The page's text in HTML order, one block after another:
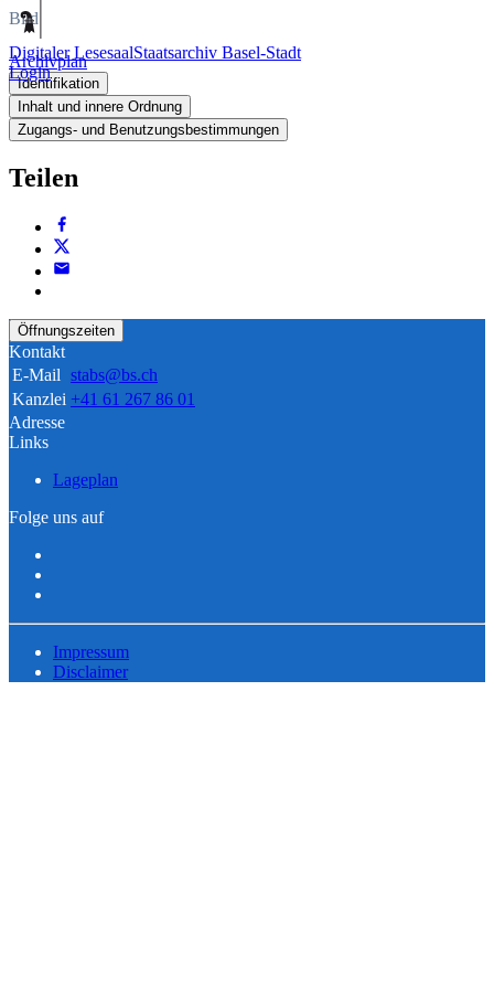
Digitaler LesesaalStaatsarchiv Basel-Stadt
Login
Bild
Archivplan
Identifikation
Inhalt und innere Ordnung
Zugangs- und Benutzungsbestimmungen
Teilen
Öffnungszeiten
Kontakt
E-Mail stabs@bs.ch
Kanzlei +41 61 267 86 01
Adresse
Links
Lageplan
Folge uns auf
Impressum
Disclaimer